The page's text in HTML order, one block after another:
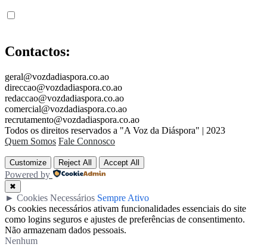
Contactos:
geral@vozdadiaspora.co.ao
direccao@vozdadiaspora.co.ao
redaccao@vozdadiaspora.co.ao
comercial@vozdadiaspora.co.ao
recrutamento@vozdadiaspora.co.ao
Todos os direitos reservados a "A Voz da Diáspora" | 2023
Quem Somos Fale Connosco
Customize Reject All Accept All
Powered by
✖
► Cookies Necessários Sempre Ativo
Os cookies necessários ativam funcionalidades essenciais do site
como logins seguros e ajustes de preferências de consentimento.
Não armazenam dados pessoais.
Nenhum